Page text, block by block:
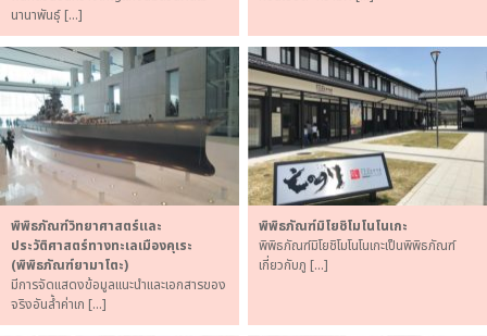
นานาพันธุ์ […]
พิพิธภัณฑ์วิทยาศาสตร์และ
ประวัติศาสตร์ทางทะเลเมืองคุเระ
(พิพิธภัณฑ์ยามาโตะ)
มีการจัดแสดงข้อมูลแนะนำและเอกสารของ
จริงอันล้ำค่าเก […]
พิพิธภัณฑ์มิโยชิโมโนโนเกะ
พิพิธภัณฑ์มิโยชิโมโนโนเกะเป็นพิพิธภัณฑ์
เกี่ยวกับภู […]